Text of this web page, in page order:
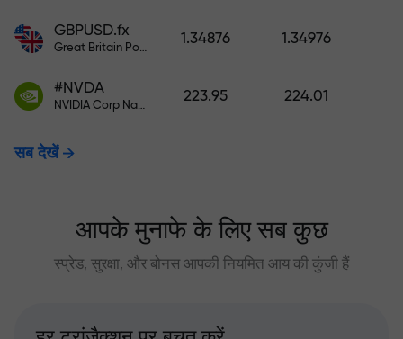
GBPUSD.fx
Great Britain Pound vs US Dollar
1.34876 1.34976
#NVDA
NVIDIA Corp Nasdaq Stock Exchange (Nasdaq) USD
223.95 224.01
सब देखें
आपके मुनाफे के लिए सब कुछ
स्प्रेड, सुरक्षा, और बोनस आपकी नियमित आय की कुंजी हैं